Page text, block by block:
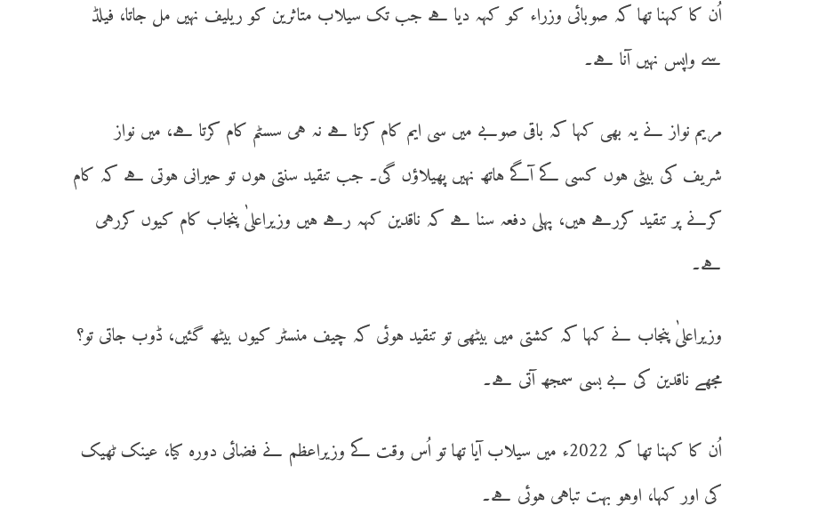
اُن کا کہنا تھا کہ صوبائی وزراء کو کہہ دیا ہے جب تک سیلاب متاثرین کو ریلیف نہیں مل جاتا، فیلڈ
سے واپس نہیں آنا ہے۔
مریم نواز نے یہ بھی کہا کہ باقی صوبے میں سی ایم کام کرتا ہے نہ ہی سسٹم کام کرتا ہے، میں نواز
شریف کی بیٹی ہوں کسی کے آگے ہاتھ نہیں پھیلاؤں گی۔ جب تنقید سنتی ہوں تو حیرانی ہوتی ہے کہ کام
کرنے پر تنقید کررہے ہیں، پہلی دفعہ سنا ہے کہ ناقدین کہہ رہے ہیں وزیراعلیٰ پنجاب کام کیوں کررہی
ہے۔
وزیراعلیٰ پنجاب نے کہا کہ کشتی میں بیٹھی تو تنقید ہوئی کہ چیف منسٹر کیوں بیٹھ گئیں، ڈوب جاتی تو؟
مجھے ناقدین کی بے بسی سمجھ آتی ہے۔
اُن کا کہنا تھا کہ 2022ء میں سیلاب آیا تھا تو اُس وقت کے وزیراعظم نے فضائی دورہ کیا، عینک ٹھیک
کی اور کہا، اوہو بہت تباہی ہوئی ہے۔